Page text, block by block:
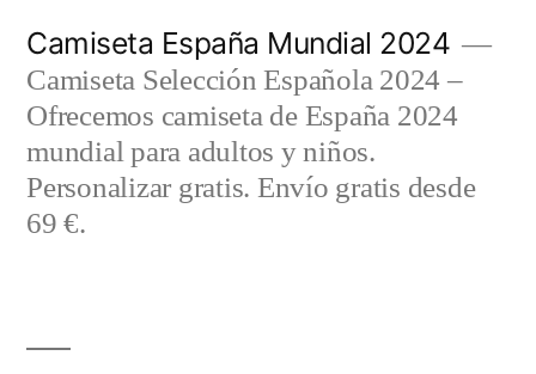
contenido
Camiseta España Mundial 2024
Camiseta Selección Española 2024 –
Ofrecemos camiseta de España 2024
mundial para adultos y niños.
Personalizar gratis. Envío gratis desde
69 €.